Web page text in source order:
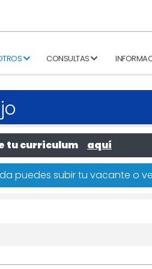
CONSULTAS
tu curriculum aquí
puedes subir tu vacante o